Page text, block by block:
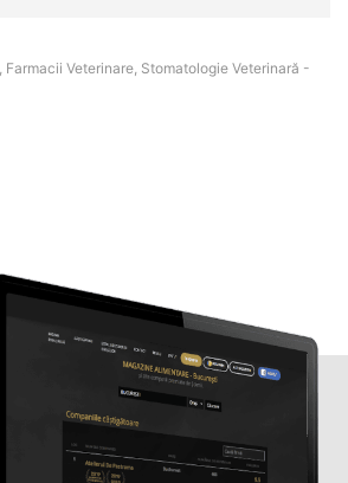
Farmacii Veterinare, Stomatologie Veterinară -